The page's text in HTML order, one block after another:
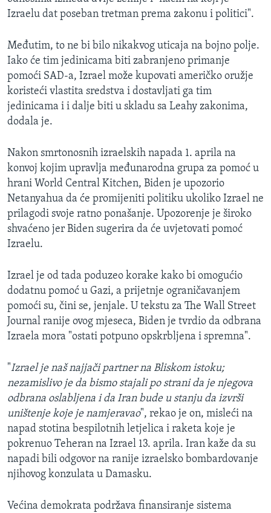
Izraelu dat poseban tretman prema zakonu i politici".
Međutim, to ne bi bilo nikakvog uticaja na bojno polje.
Iako će tim jedinicama biti zabranjeno primanje
pomoći SAD-a, Izrael može kupovati američko oružje
koristeći vlastita sredstva i dostavljati ga tim
jedinicama i i dalje biti u skladu sa Leahy zakonima,
dodala je.
Nakon smrtonosnih izraelskih napada 1. aprila na
konvoj kojim upravlja međunarodna grupa za pomoć u
hrani World Central Kitchen, Biden je upozorio
Netanyahua da će promijeniti politiku ukoliko Izrael ne
prilagodi svoje ratno ponašanje. Upozorenje je široko
shvaćeno jer Biden sugerira da će uvjetovati pomoć
Izraelu.
Izrael je od tada poduzeo korake kako bi omogućio
dodatnu pomoć u Gazi, a prijetnje ograničavanjem
pomoći su, čini se, jenjale. U tekstu za The Wall Street
Journal ranije ovog mjeseca, Biden je tvrdio da odbrana
Izraela mora "ostati potpuno opskrbljena i spremna".
"Izrael je naš najjači partner na Bliskom istoku;
nezamislivo je da bismo stajali po strani da je njegova
odbrana oslabljena i da Iran bude u stanju da izvrši
uništenje koje je namjeravao", rekao je on, misleći na
napad stotina bespilotnih letjelica i raketa koje je
pokrenuo Teheran na Izrael 13. aprila. Iran kaže da su
napadi bili odgovor na ranije izraelsko bombardovanje
njihovog konzulata u Damasku.
Većina demokrata podržava finansiranje sistema